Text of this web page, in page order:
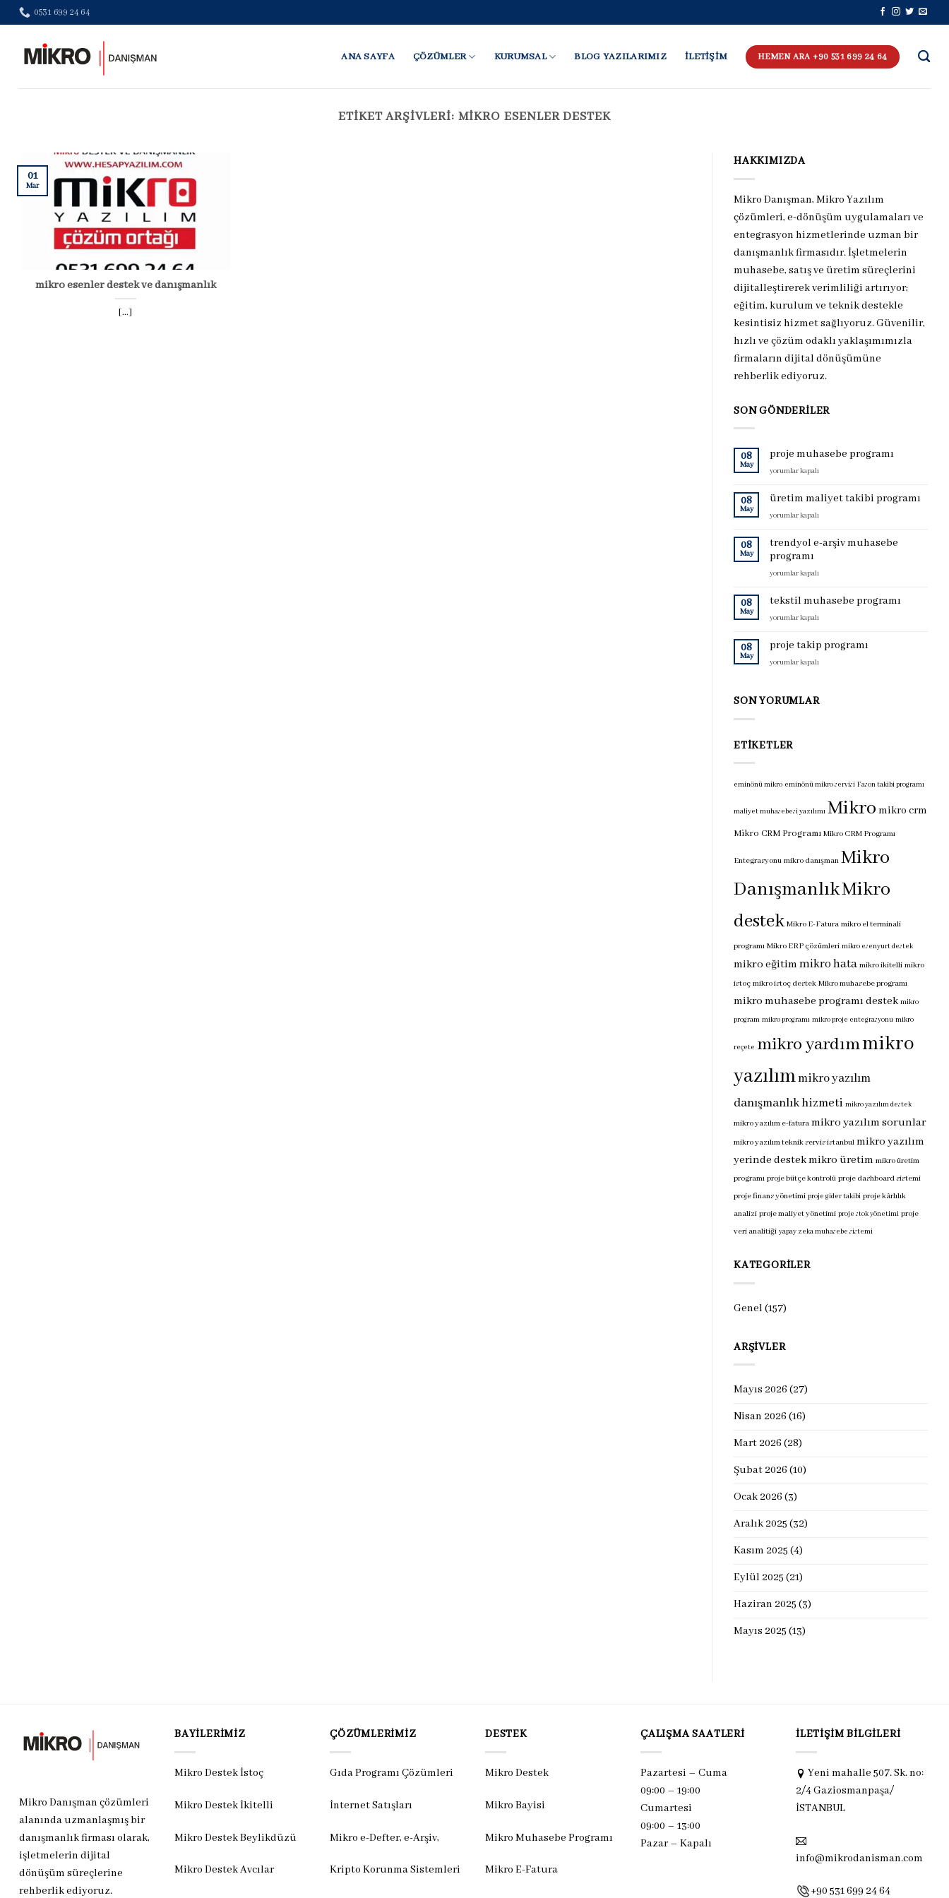
Skip
to
0531 699 24 64
ANA SAYFA ÇÖZÜMLER KURUMSAL BLOG YAZILARIMIZ İLETİŞİM HEMEN ARA +90 531 699 24 64
ETIKET ARŞIVLERI: MIKRO ESENLER DESTEK
mikro esenler destek ve danışmanlık
[...]
01
Mar
HAKKIMIZDA
Mikro Danışman, Mikro Yazılım
çözümleri, e-dönüşüm uygulamaları ve
entegrasyon hizmetlerinde uzman bir
danışmanlık firmasıdır. İşletmelerin
muhasebe, satış ve üretim süreçlerini
dijitalleştirerek verimliliği artırıyor;
eğitim, kurulum ve teknik destekle
kesintisiz hizmet sağlıyoruz. Güvenilir,
hızlı ve çözüm odaklı yaklaşımımızla
firmaların dijital dönüşümüne
rehberlik ediyoruz.
SON GÖNDERILER
08
May
proje muhasebe programı
proje
programı
yorumlar kapalı
08
May
üretim maliyet takibi programı
üretim
takibi
için
yorumlar kapalı
08
May
trendyol e-arşiv muhasebe
programı
trendyol
arşiv
programı
yorumlar kapalı
08
May
tekstil muhasebe programı
tekstil
programı
yorumlar kapalı
08
May
proje takip programı
proje
için
yorumlar kapalı
SON YORUMLAR
ETIKETLER
eminönü mikro eminönü mikro servisi Fason takibi programı
maliyet muhasebesi yazılımı Mikro mikro crm
Mikro CRM Programı Mikro CRM Programı
Entegrasyonu mikro danışman Mikro
DanışmanlıkMikro
destek Mikro E-Fatura mikro el terminali
programı Mikro ERP çözümleri mikro esenyurt destek
mikro eğitimmikro hata mikro ikitelli mikro
istoç mikro istoç destek Mikro muhasebe programı
mikro muhasebe programı destek mikro
program mikro programı mikro proje entegrasyonu mikro
reçete mikro yardımmikro
yazılımmikro yazılım
danışmanlık hizmeti mikro yazılım destek
mikro yazılım e-fatura mikro yazılım sorunlar
mikro yazılım teknik servis istanbul mikro yazılım
yerinde destekmikro üretim mikro üretim
programı proje bütçe kontrolü proje dashboard sistemi
proje finans yönetimi proje gider takibi proje kârlılık
analizi proje maliyet yönetimi proje stok yönetimi proje
veri analitiği yapay zeka muhasebe sistemi
KATEGORILER
Genel(157)
ARŞIVLER
Mayıs 2026 (27)
Nisan 2026 (16)
Mart 2026 (28)
Şubat 2026 (10)
Ocak 2026 (3)
Aralık 2025 (32)
Kasım 2025 (4)
Eylül 2025 (21)
Haziran 2025 (3)
Mayıs 2025 (13)
Mikro Danışman çözümleri
alanında uzmanlaşmış bir
danışmanlık firması olarak,
işletmelerin dijital
dönüşüm süreçlerine
rehberlik ediyoruz.
BAYILERIMIZ
Mikro Destek İstoç
Mikro Destek İkitelli
Mikro Destek Beylikdüzü
Mikro Destek Avcılar
ÇÖZÜMLERIMIZ
Gıda Programı Çözümleri
İnternet Satışları
Mikro e-Defter, e-Arşiv,
Kripto Korunma Sistemleri
DESTEK
Mikro Destek
Mikro Bayisi
Mikro Muhasebe Programı
Mikro E-Fatura
ÇALIŞMA SAATLERI
Pazartesi – Cuma
09:00 – 19:00
Cumartesi
09:00 – 13:00
Pazar – Kapalı
İLETIŞIM BILGILERI
Yeni mahalle 507. Sk. no:
2/4 Gaziosmanpaşa/
İSTANBUL
info@mikrodanisman.com
+90 531 699 24 64